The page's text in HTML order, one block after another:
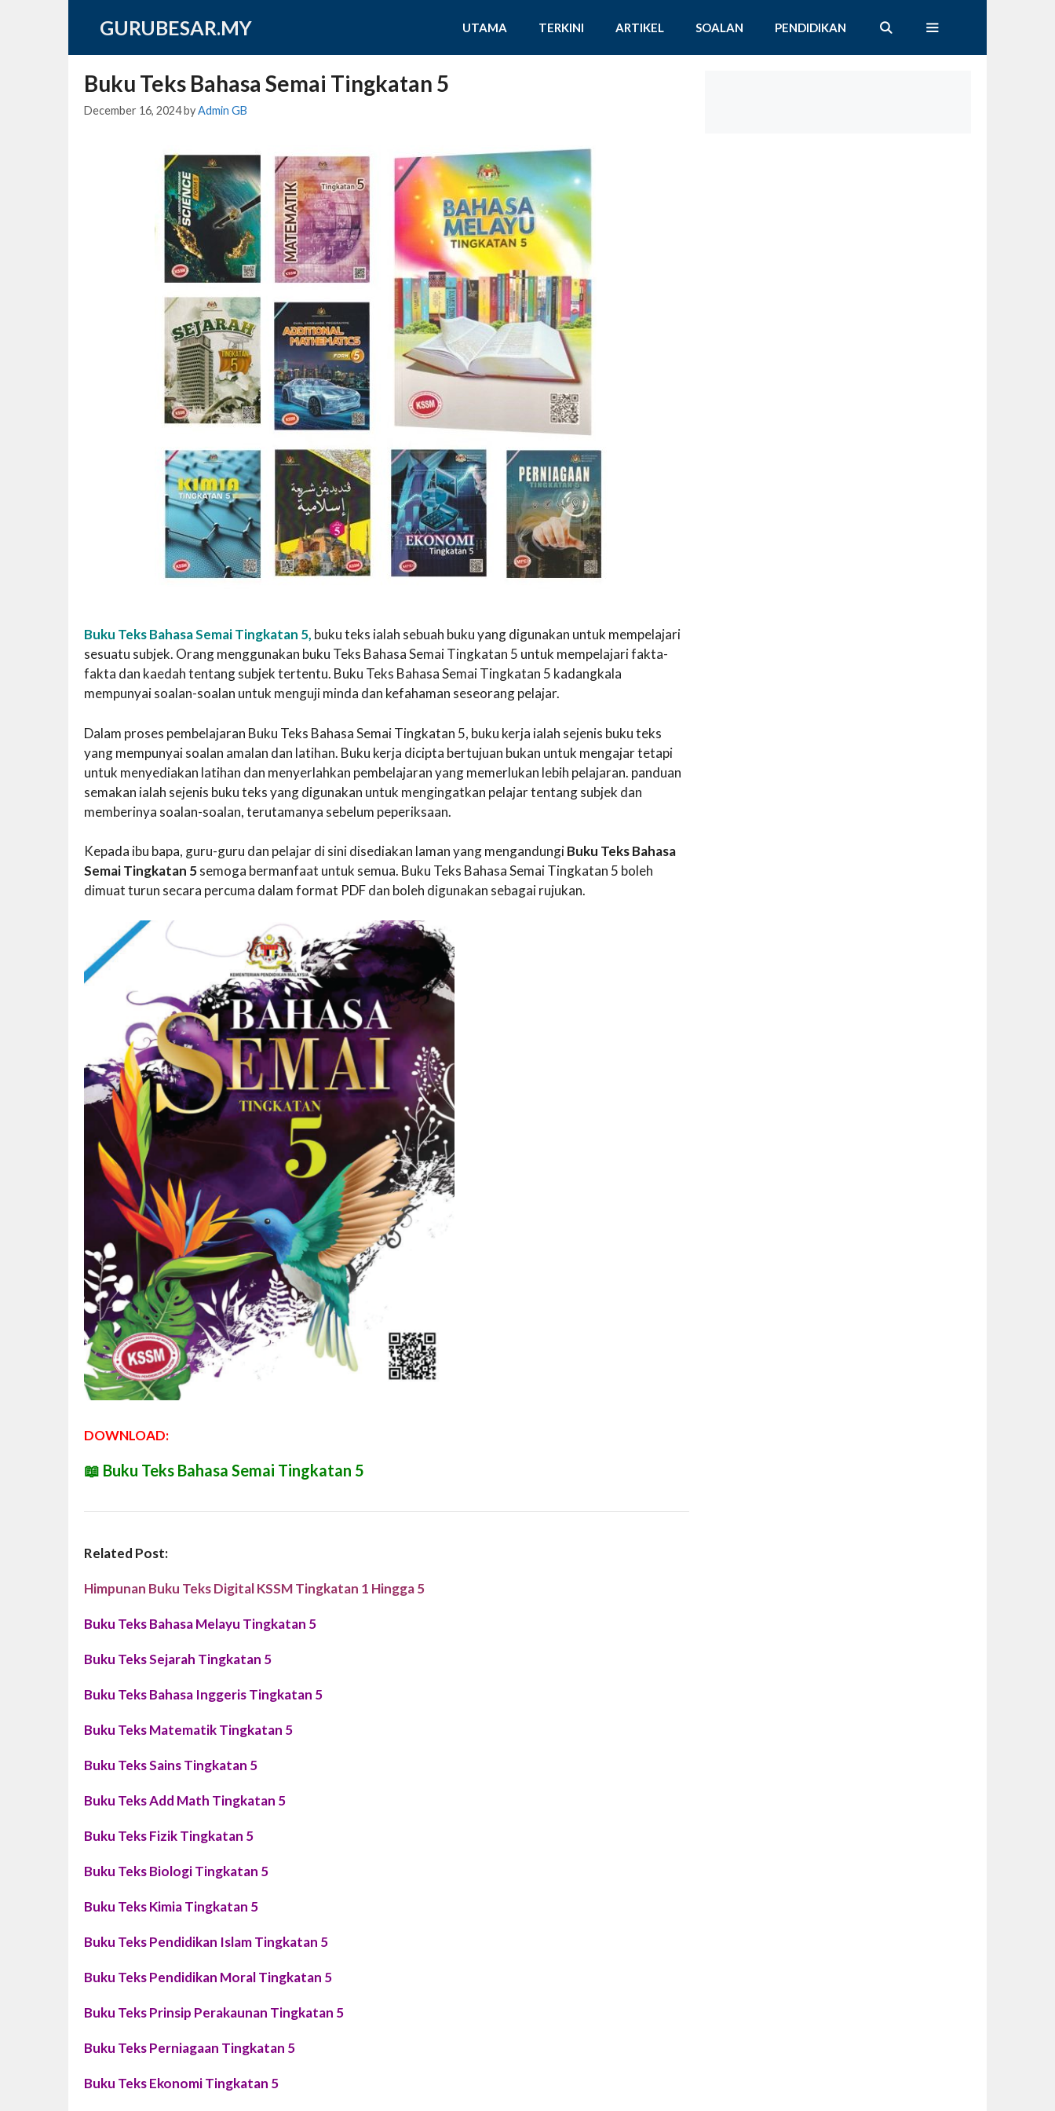
GURUBESAR.MY UTAMA TERKINI ARTIKEL SOALAN PENDIDIKAN
Buku Teks Bahasa Semai Tingkatan 5
December 16, 2024byAdmin GB
Buku Teks Bahasa Semai Tingkatan 5, buku teks ialah sebuah buku yang digunakan untuk mempelajari
sesuatu subjek. Orang menggunakan buku Teks Bahasa Semai Tingkatan 5 untuk mempelajari fakta-
fakta dan kaedah tentang subjek tertentu. Buku Teks Bahasa Semai Tingkatan 5 kadangkala
mempunyai soalan-soalan untuk menguji minda dan kefahaman seseorang pelajar.
Dalam proses pembelajaran Buku Teks Bahasa Semai Tingkatan 5, buku kerja ialah sejenis buku teks
yang mempunyai soalan amalan dan latihan. Buku kerja dicipta bertujuan bukan untuk mengajar tetapi
untuk menyediakan latihan dan menyerlahkan pembelajaran yang memerlukan lebih pelajaran. panduan
semakan ialah sejenis buku teks yang digunakan untuk mengingatkan pelajar tentang subjek dan
memberinya soalan-soalan, terutamanya sebelum peperiksaan.
Kepada ibu bapa, guru-guru dan pelajar di sini disediakan laman yang mengandungiBuku Teks Bahasa
Semai Tingkatan 5semoga bermanfaat untuk semua. Buku Teks Bahasa Semai Tingkatan 5 boleh
dimuat turun secara percuma dalam format PDF dan boleh digunakan sebagai rujukan.
DOWNLOAD:
📖 Buku Teks Bahasa Semai Tingkatan 5
Related Post:
Himpunan Buku Teks Digital KSSM Tingkatan 1 Hingga 5
Buku Teks Bahasa Melayu Tingkatan 5
Buku Teks Sejarah Tingkatan 5
Buku Teks Bahasa Inggeris Tingkatan 5
Buku Teks Matematik Tingkatan 5
Buku Teks Sains Tingkatan 5
Buku Teks Add Math Tingkatan 5
Buku Teks Fizik Tingkatan 5
Buku Teks Biologi Tingkatan 5
Buku Teks Kimia Tingkatan 5
Buku Teks Pendidikan Islam Tingkatan 5
Buku Teks Pendidikan Moral Tingkatan 5
Buku Teks Prinsip Perakaunan Tingkatan 5
Buku Teks Perniagaan Tingkatan 5
Buku Teks Ekonomi Tingkatan 5